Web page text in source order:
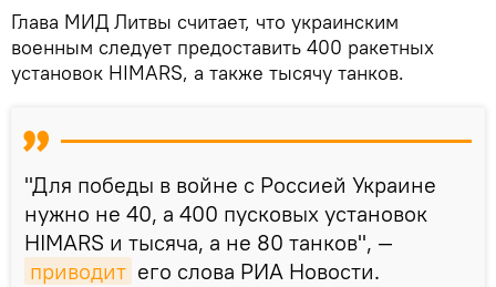
Глава МИД Литвы считает, что украинским
военным следует предоставить 400 ракетных
установок HIMARS, а также тысячу танков.
"Для победы в войне с Россией Украине
нужно не 40, а 400 пусковых установок
HIMARS и тысяча, а не 80 танков", —
приводит его слова РИА Новости.